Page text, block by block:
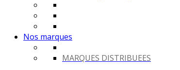
Nos marques
MARQUES DISTRIBUEES